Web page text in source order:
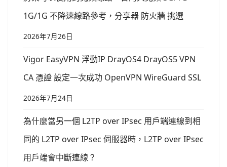
1G/1G 不降速線路參考，分享器 防火牆 挑選
2026年7月26日
Vigor EasyVPN 浮動IP DrayOS4 DrayOS5 VPN
CA 憑證 設定一次成功 OpenVPN WireGuard SSL
2026年7月24日
為什麼當另一個 L2TP over IPsec 用戶端連線到相
同的 L2TP over IPsec 伺服器時，L2TP over IPsec
用戶端會中斷連線？